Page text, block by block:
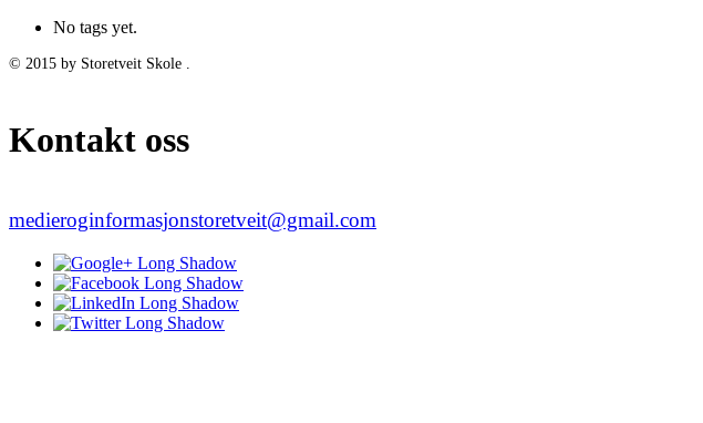
No tags yet.
© 2015 by Storetveit Skole .
Kontakt oss
medieroginformasjonstoretveit@gmail.com